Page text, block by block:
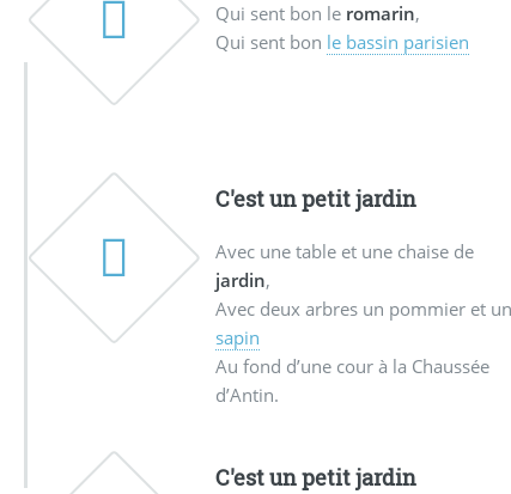
Qui sent bon le romarin,
Qui sent bon le bassin parisien
C'est un petit jardin
Avec une table et une chaise de
jardin,
Avec deux arbres un pommier et un
sapin
Au fond d’une cour à la Chaussée
d’Antin.
C'est un petit jardin